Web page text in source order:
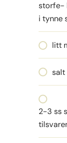
storfe-
i tynne
litt
salt
2-3 ss